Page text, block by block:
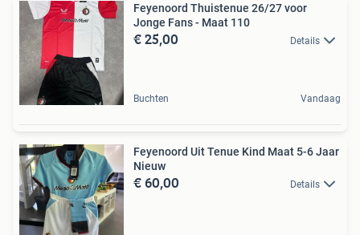
Feyenoord Thuistenue 26/27 voor
Jonge Fans - Maat 110
€ 25,00 Details
Buchten Vandaag
Feyenoord Uit Tenue Kind Maat 5-6 Jaar
Nieuw
€ 60,00 Details